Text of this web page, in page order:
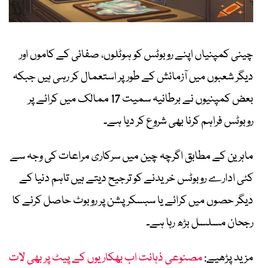
چینی کمپنیاں اپنے روبوٹس کو ہوٹلوں، صفائی کے کاموں اور
دیگر شعبوں میں آزمائش کے طور پر استعمال کر رہی ہیں جبکہ
بعض کمپنیوں نے برطانیہ سمیت 17 ممالک میں کرائے پر
روبوٹس فراہم کرنا بھی شروع کر دیا ہے۔
ماہرین کے مطابق اگرچہ چین میں سرکاری مراعات کی وجہ سے
کئی ادارے روبوٹس خریدنے کو ترجیح دیتے ہیں تاہم دنیا کے
دیگر حصوں میں کرائے یا سبسکرپشن پر روبوٹ حاصل کرنے کا
رجحان مسلسل بڑھ رہا ہے۔
مزید پڑھیے:مصنوعی ذہانت اب بھکاریوں کے پیٹ پر بھی لات